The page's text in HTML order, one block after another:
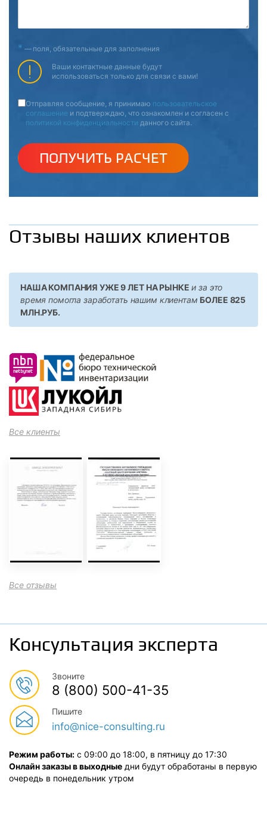
* — поля, обязательные для заполнения
Ваши контактные данные будут
использоваться только для связи с вами!
Отправляя сообщение, я принимаю пользовательское
соглашение и подтверждаю, что ознакомлен и согласен с
политикой конфиденциальности данного сайта.
ПОЛУЧИТЬ РАСЧЕТ
Отзывы наших клиентов
НАША КОМПАНИЯ УЖЕ 9 ЛЕТ НА РЫНКЕ и за это
время помогла заработать нашим клиентам БОЛЕЕ 825
МЛН.РУБ.
Все клиенты
Все отзывы
Консультация эксперта
Звоните
8 (800) 500-41-35
Пишите
info@nice-consulting.ru
Режим работы: с 09:00 до 18:00, в пятницу до 17:30
Онлайн заказы в выходные дни будут обработаны в первую
очередь в понедельник утром